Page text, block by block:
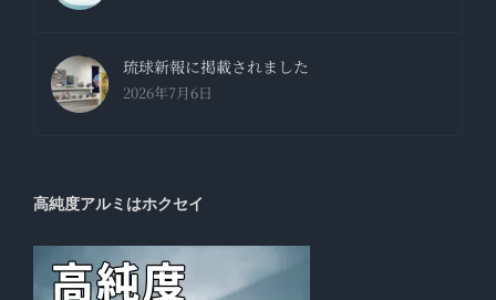
琉球新報に掲載されました
2026年7月6日
高純度アルミはホクセイ